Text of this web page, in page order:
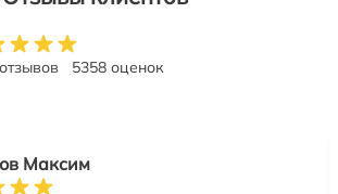
5358 оценок
Максим